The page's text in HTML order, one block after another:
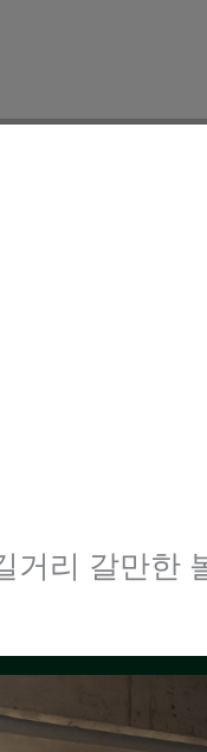
거리 갈만한